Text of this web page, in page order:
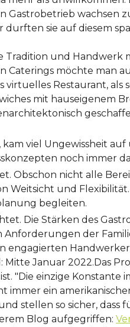
wachsen
durften sie auf diesem
Tradition und
möchte man
Restaurant, als
mit hauseigenem
viel Ungewissheit
noch immer
Obschon nicht alle
Weitsicht und
begleiten.
Die Stärken des
der
engagierten
Januar 2022.Das
"Die einzige Konstante
immer ein
stellen so sicher,
Blog aufgegriffen: